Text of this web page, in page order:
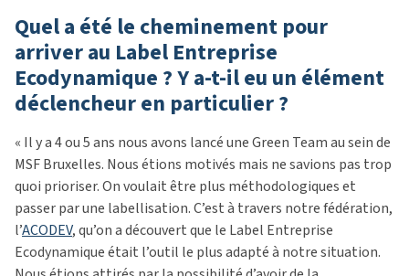
Quel a été le cheminement pour
arriver au Label Entreprise
Ecodynamique ? Y a-t-il eu un élément
déclencheur en particulier ?
« Il y a 4 ou 5 ans nous avons lancé une Green Team au sein de
MSF Bruxelles. Nous étions motivés mais ne savions pas trop
quoi prioriser. On voulait être plus méthodologiques et
passer par une labellisation. C’est à travers notre fédération,
l’ACODEV, qu’on a découvert que le Label Entreprise
Ecodynamique était l’outil le plus adapté à notre situation.